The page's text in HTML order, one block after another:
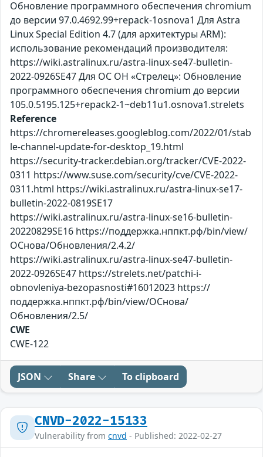
Обновление программного обеспечения chromium
до версии 97.0.4692.99+repack-1osnova1 Для Astra
Linux Special Edition 4.7 (для архитектуры ARM):
использование рекомендаций производителя:
https://wiki.astralinux.ru/astra-linux-se47-bulletin-
2022-0926SE47 Для ОС ОН «Стрелец»: Обновление
программного обеспечения chromium до версии
105.0.5195.125+repack2-1~deb11u1.osnova1.strelets
Reference
https://chromereleases.googleblog.com/2022/01/stab
le-channel-update-for-desktop_19.html
https://security-tracker.debian.org/tracker/CVE-2022-
0311 https://www.suse.com/security/cve/CVE-2022-
0311.html https://wiki.astralinux.ru/astra-linux-se17-
bulletin-2022-0819SE17
https://wiki.astralinux.ru/astra-linux-se16-bulletin-
20220829SE16 https://поддержка.нппкт.рф/bin/view/
ОСнова/Обновления/2.4.2/
https://wiki.astralinux.ru/astra-linux-se47-bulletin-
2022-0926SE47 https://strelets.net/patchi-i-
obnovleniya-bezopasnosti#16012023 https://
поддержка.нппкт.рф/bin/view/ОСнова/
Обновления/2.5/
CWE
CWE-122
JSON Share To clipboard
CNVD-2022-15133
Vulnerability from cnvd - Published: 2022-02-27